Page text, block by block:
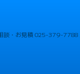
談・お見積025-379-7788